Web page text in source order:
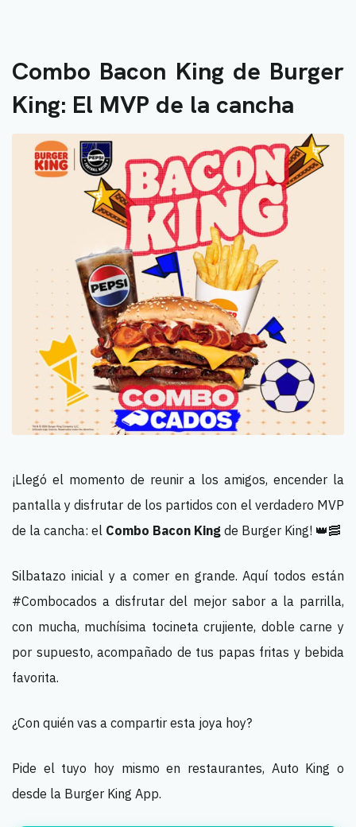
Combo Bacon King de Burger
King: El MVP de la cancha
¡Llegó el momento de reunir a los amigos, encender la
pantalla y disfrutar de los partidos con el verdadero MVP
de la cancha: el Combo Bacon King de Burger King! 👑🥓
Silbatazo inicial y a comer en grande. Aquí todos están
#Combocados a disfrutar del mejor sabor a la parrilla,
con mucha, muchísima tocineta crujiente, doble carne y
por supuesto, acompañado de tus papas fritas y bebida
favorita.
¿Con quién vas a compartir esta joya hoy?
Pide el tuyo hoy mismo en restaurantes, Auto King o
desde la Burger King App.